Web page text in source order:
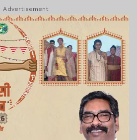
Advertisement